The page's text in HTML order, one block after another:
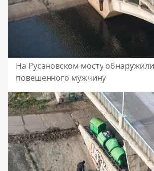
На Русановском мосту обнаружили
повешенного мужчину